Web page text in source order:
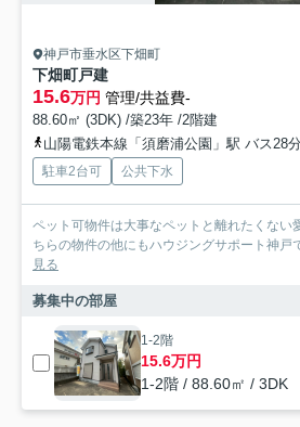
神戸市垂水区下畑町
下畑町戸建
15.6万円 管理/共益費-
88.60㎡ (3DK) /築23年 /2階建
山陽電鉄本線「須磨浦公園」駅 バス28分 神戸市バス「向
駐車2台可 公共下水
ペット可物件は大事なペットと離れたくない
ちらの物件の他にもハウジングサポート神戸
見る
募集中の部屋
1-2階
15.6万円
1-2階 / 88.60㎡ / 3DK